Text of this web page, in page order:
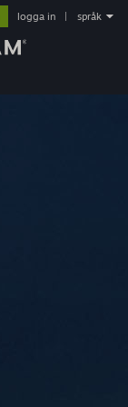
logga in språk